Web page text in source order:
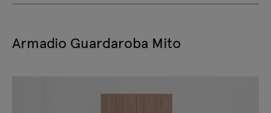
Armadio Guardaroba Mito